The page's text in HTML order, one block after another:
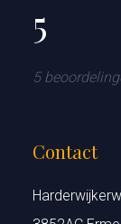
5
5
Contact